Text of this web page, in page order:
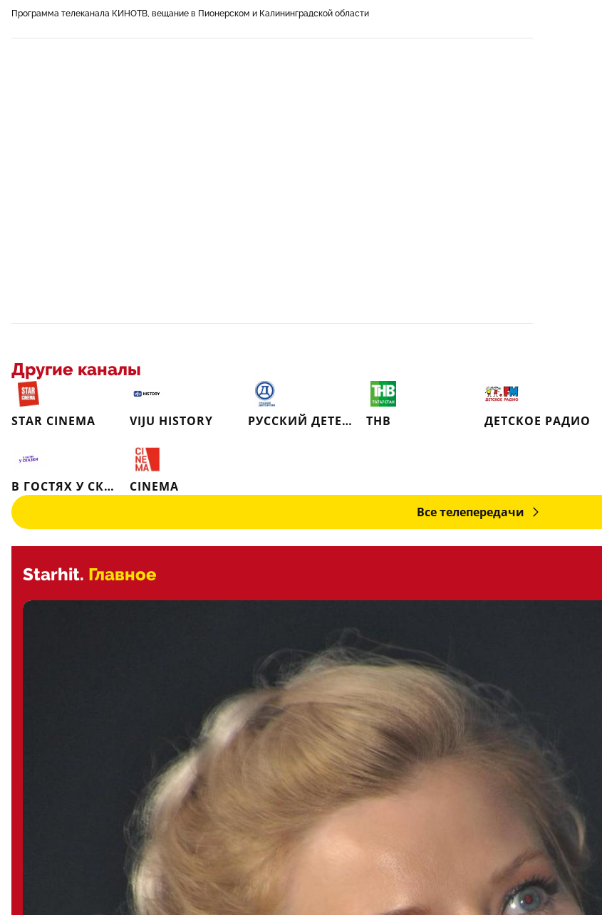
Программа телеканала КИНОТВ, вещание в Пионерском и Калининградской области
Другие каналы
STAR CINEMA VIJU HISTORY РУССКИЙ ДЕТЕКТИВ ТНВ ДЕТСКОЕ РАДИО
В ГОСТЯХ У СКАЗКИ
CINEMA
Все телепередачи
Starhit. Главное